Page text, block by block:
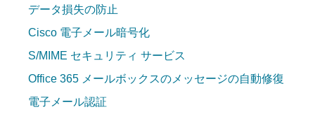
データ損失の防止
Cisco 電子メール暗号化
S/MIME セキュリティ サービス
Office 365 メールボックスのメッセージの自動修復
電子メール認証